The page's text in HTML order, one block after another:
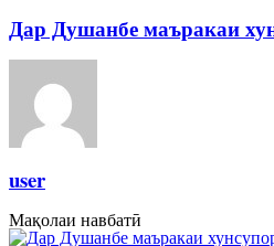
Дар Душанбе маъракаи
user
Мақолаи навбатӣ